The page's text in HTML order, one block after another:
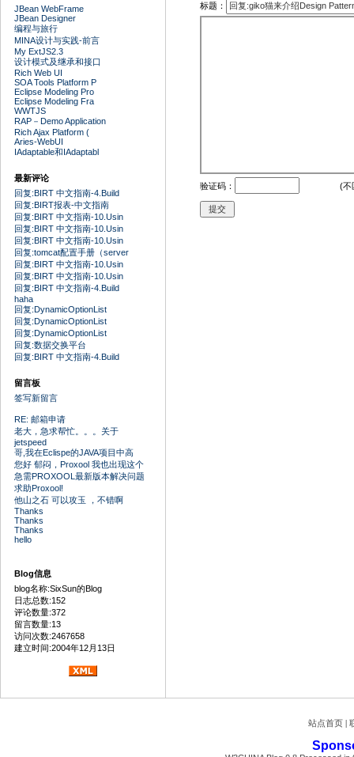
JBean WebFrame
JBean Designer
编程与旅行
MINA设计与实践-前言
My ExtJS2.3
设计模式及继承和接口
Rich Web UI
SOA Tools Platform P
Eclipse Modeling Pro
Eclipse Modeling Fra
WWTJS
RAP－Demo Application
Rich Ajax Platform (
Aries-WebUI
IAdaptable和IAdaptabl
最新评论
回复:BIRT 中文指南-4.Build
回复:BIRT报表-中文指南
回复:BIRT 中文指南-10.Usin
回复:BIRT 中文指南-10.Usin
回复:BIRT 中文指南-10.Usin
回复:tomcat配置手册（server
回复:BIRT 中文指南-10.Usin
回复:BIRT 中文指南-10.Usin
回复:BIRT 中文指南-4.Build
haha
回复:DynamicOptionList
回复:DynamicOptionList
回复:DynamicOptionList
回复:数据交换平台
回复:BIRT 中文指南-4.Build
留言板
签写新留言
RE: 邮箱申请
老大，急求帮忙。。。关于
jetspeed
哥,我在Eclispe的JAVA项目中高
您好 郁闷，Proxool 我也出现这个
急需PROXOOL最新版本解决问题
求助Proxool!
他山之石 可以攻玉 ，不错啊
Thanks
Thanks
Thanks
hello
Blog信息
blog名称:SixSun的Blog
日志总数:152
评论数量:372
留言数量:13
访问次数:2467658
建立时间:2004年12月13日
标题：
验证码： (不
站点首页 |